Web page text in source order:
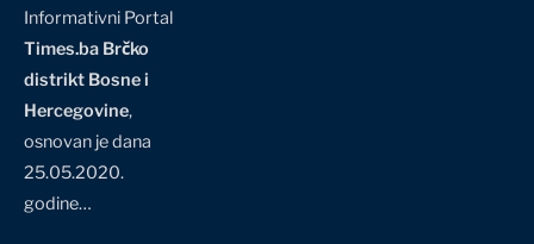
Informativni Portal
Times.ba Brčko
distrikt Bosne i
Hercegovine,
osnovan je dana
25.05.2020.
godine…